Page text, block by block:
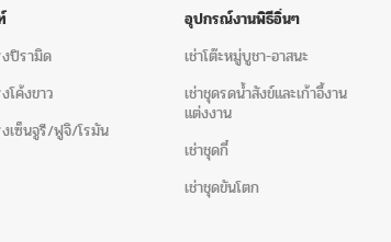
ปิรามิด
โค้งขาว
เซ็นจูรี/ฟูจิ/โรมัน
อุปกรณ์งานพิธีอิ่นๆ
เช่าโต๊ะหมู่บูชา-อาสนะ
เช่าชุดรดน้ำสังข์และเก้าอี้งาน
แต่งงาน
เช่าชุดกี๋
เช่าชุดขันโตก